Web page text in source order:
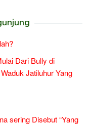
Dari Bully di
Jatiluhur Yang
sering Disebut “Yang